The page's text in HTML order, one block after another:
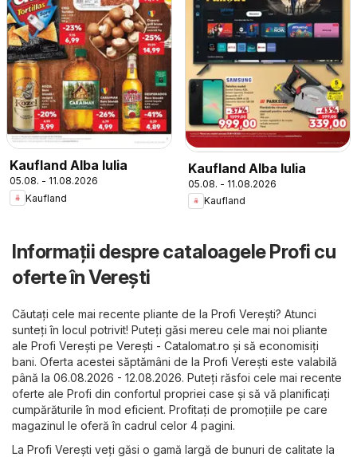
Kaufland Alba Iulia
05.08. - 11.08.2026
Kaufland
Kaufland Alba Iulia
05.08. - 11.08.2026
Kaufland
Informații despre cataloagele Profi cu
oferte în Vereşti
Căutați cele mai recente pliante de la Profi Vereşti? Atunci
sunteți în locul potrivit! Puteți găsi mereu cele mai noi pliante
ale Profi Vereşti pe Vereşti - Catalomat.ro și să economisiți
bani. Oferta acestei săptămâni de la Profi Vereşti este valabilă
până la 06.08.2026 - 12.08.2026. Puteți răsfoi cele mai recente
oferte ale Profi din confortul propriei case și să vă planificați
cumpărăturile în mod eficient. Profitați de promoțiile pe care
magazinul le oferă în cadrul celor 4 pagini.
La Profi Vereşti veți găsi o gamă largă de bunuri de calitate la